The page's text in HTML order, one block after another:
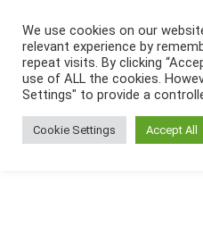
Inhalt
springen
We use cookies on our
relevant experience by
repeat visits. By clicking
use of ALL the cookies.
Settings" to provide a
Cookie Settings Accept All